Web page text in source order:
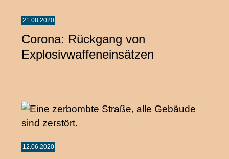
21.08.2020
Corona: Rückgang von
Explosivwaffeneinsätzen
12.06.2020